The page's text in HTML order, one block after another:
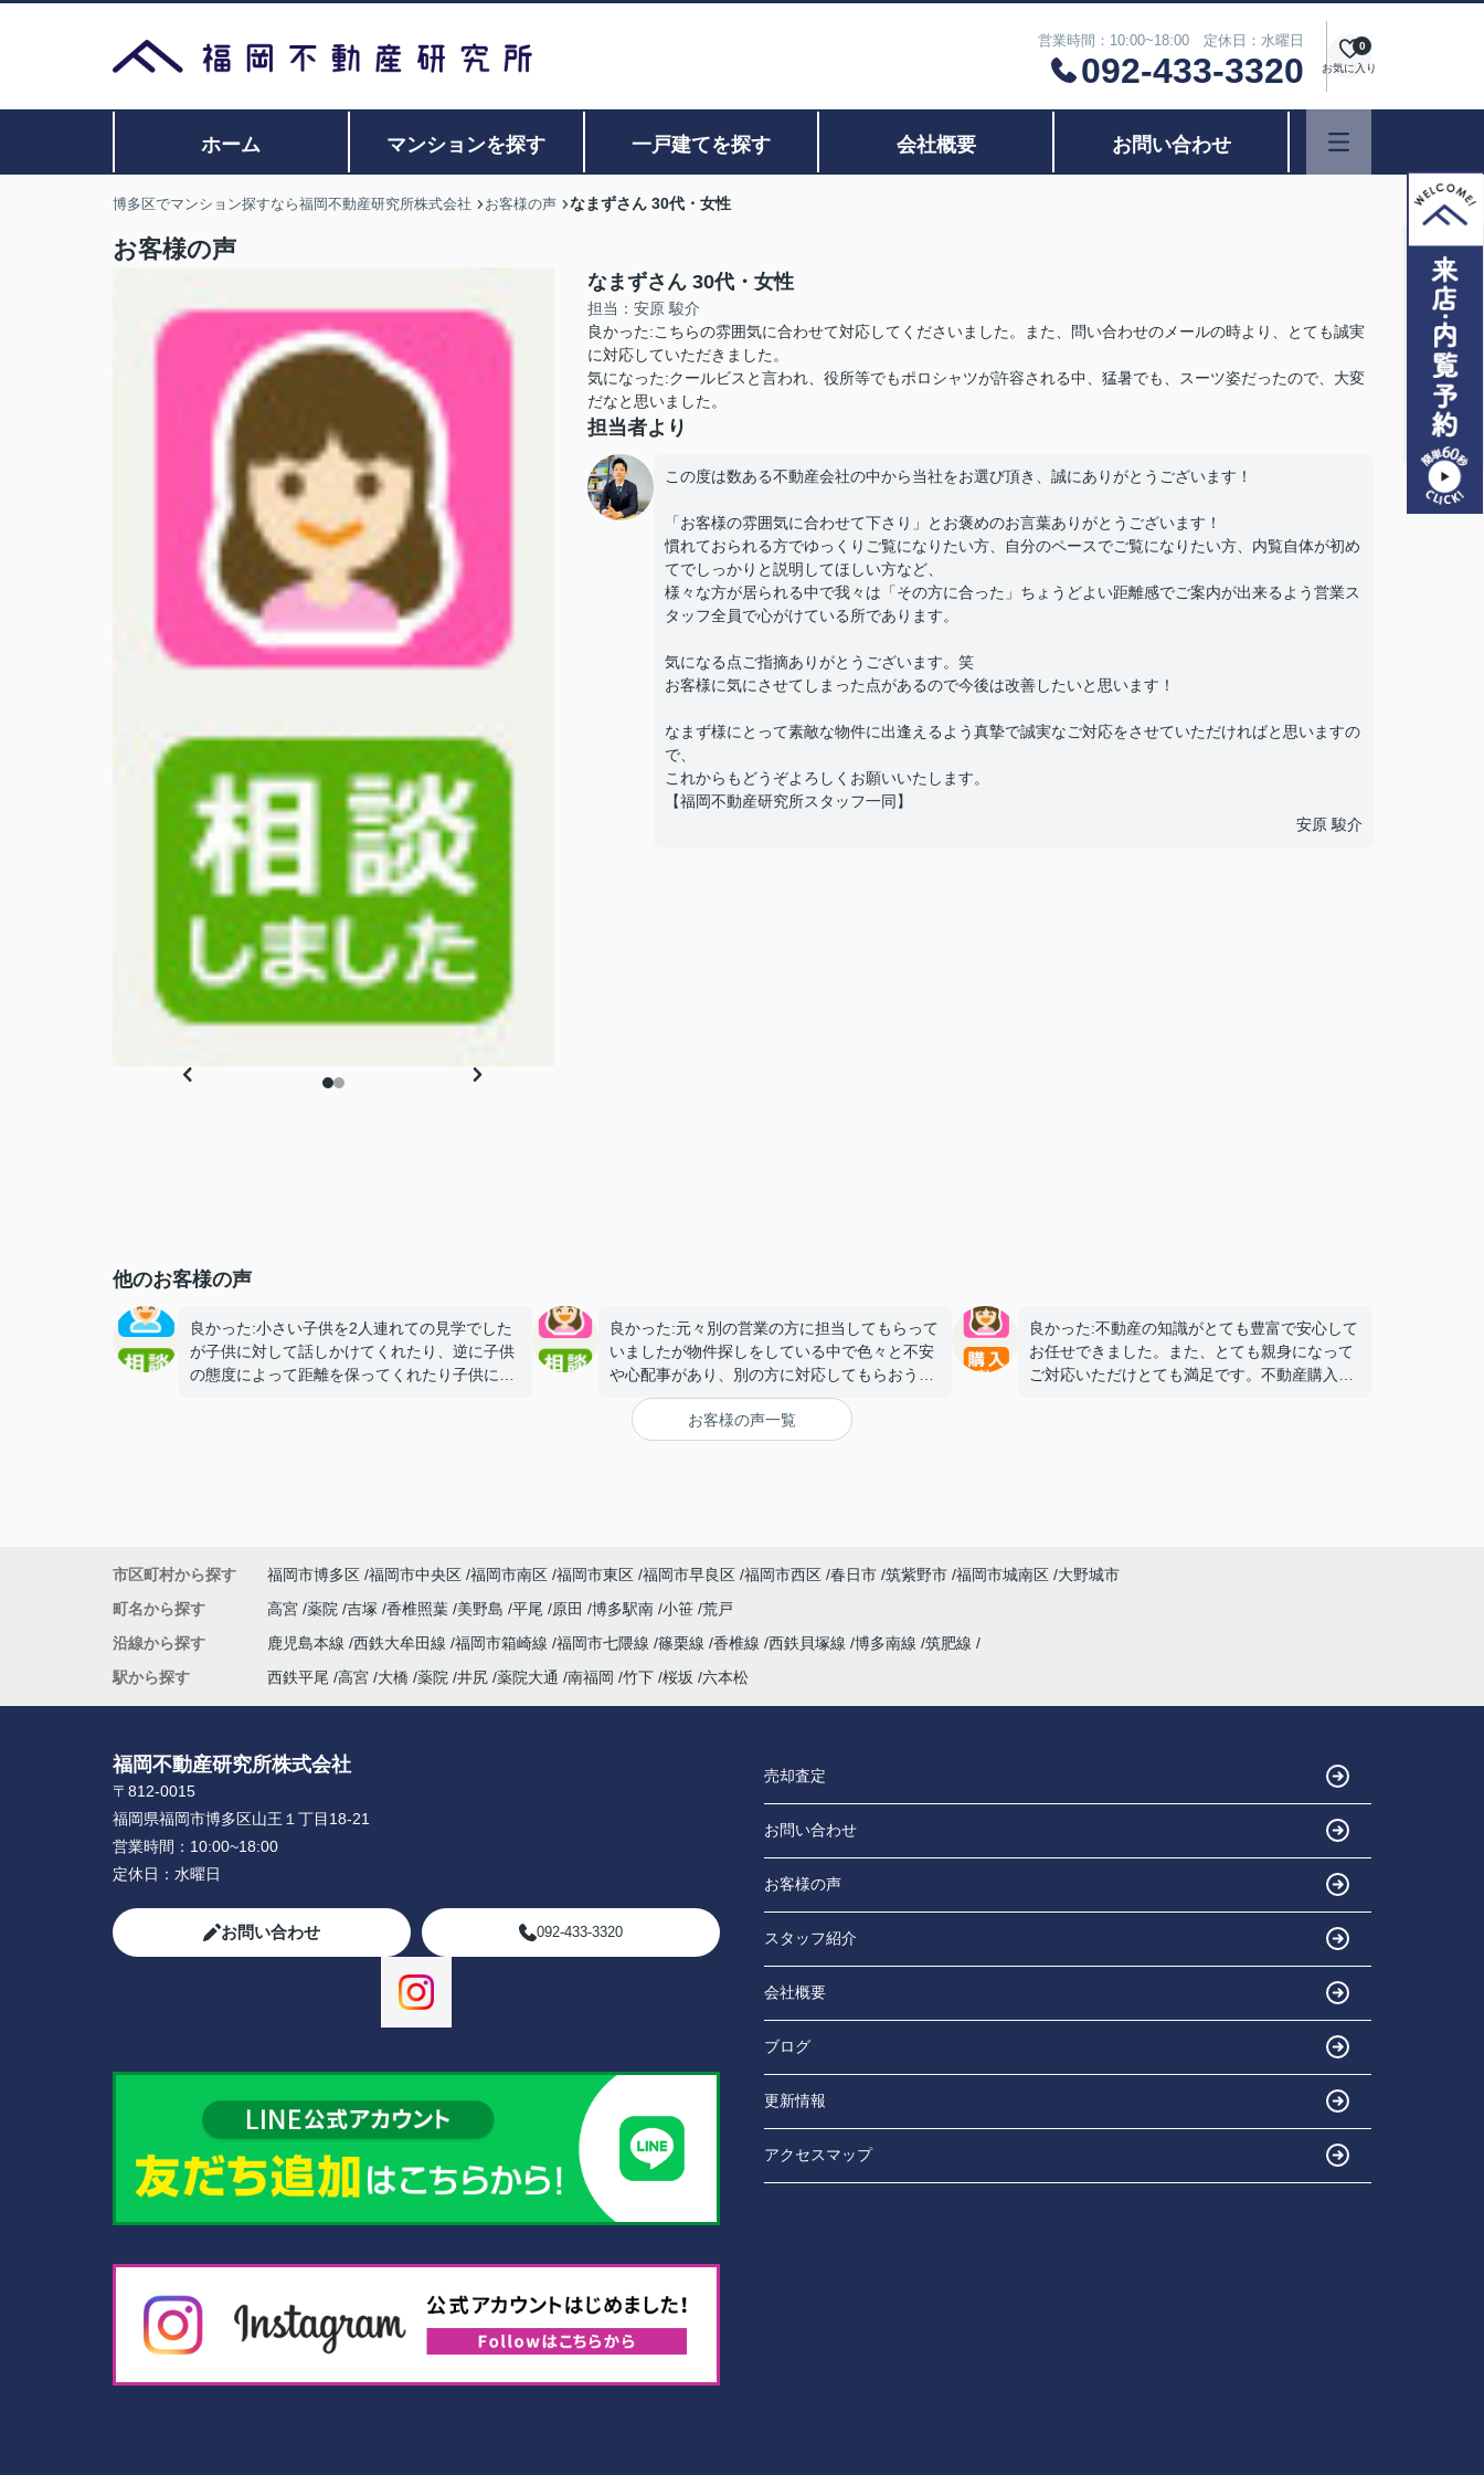
営業時間：10:00~18:00 定休日：水曜日
092-433-3320 お気に入り
0
ホーム マンションを探す 一戸建てを探す 会社概要 お問い合わせ
博多区でマンション探すなら福岡不動産研究所株式会社 お客様の声 なまずさん 30代・女性
お客様の声
なまずさん 30代・女性
担当：安原 駿介
良かった:こちらの雰囲気に合わせて対応してくださいました。また、問い合わせのメールの時より、とても誠実
に対応していただきました。
気になった:クールビスと言われ、役所等でもポロシャツが許容される中、猛暑でも、スーツ姿だったので、大変
だなと思いました。
担当者より
この度は数ある不動産会社の中から当社をお選び頂き、誠にありがとうございます！
「お客様の雰囲気に合わせて下さり」とお褒めのお言葉ありがとうございます！
慣れておられる方でゆっくりご覧になりたい方、自分のペースでご覧になりたい方、内覧自体が初め
てでしっかりと説明してほしい方など、
様々な方が居られる中で我々は「その方に合った」ちょうどよい距離感でご案内が出来るよう営業ス
タッフ全員で心がけている所であります。
気になる点ご指摘ありがとうございます。笑
お客様に気にさせてしまった点があるので今後は改善したいと思います！
なまず様にとって素敵な物件に出逢えるよう真摯で誠実なご対応をさせていただければと思いますの
で、
これからもどうぞよろしくお願いいたします。
【福岡不動産研究所スタッフ一同】
安原 駿介
他のお客様の声
良かった:小さい子供を2人連れての見学でした
が子供に対して話しかけてくれたり、逆に子供
の態度によって距離を保ってくれたり子供に対
良かった:元々別の営業の方に担当してもらって
いましたが物件探しをしている中で色々と不安
や心配事があり、別の方に対応してもらおうと
ご連絡させて頂きました。知識が豊富で質問し
たらすぐに答えが返ってくるところや物件の良
いところだけでは無く悪いところも説明して頂
良かった:不動産の知識がとても豊富で安心して
お任せできました。また、とても親身になって
ご対応いただけとても満足です。不動産購入を
お客様の声一覧
市区町村から探す 福岡市博多区 福岡市中央区 福岡市南区 福岡市東区 福岡市早良区 福岡市西区 春日市 筑紫野市 福岡市城南区 大野城市
町名から探す
高宮 薬院 吉塚 香椎照葉 美野島 平尾 原田 博多駅南 小笹 荒戸
沿線から探す
鹿児島本線 西鉄大牟田線 福岡市箱崎線 福岡市七隈線 篠栗線 香椎線 西鉄貝塚線 博多南線 筑肥線
駅から探す
西鉄平尾 高宮 大橋 薬院 井尻 薬院大通 南福岡 竹下 桜坂 六本松
福岡不動産研究所株式会社
〒812-0015
福岡県福岡市博多区山王１丁目18-21
営業時間： 10:00~18:00
定休日： 水曜日
お問い合わせ 092-433-3320
売却査定
お問い合わせ
お客様の声
スタッフ紹介
会社概要
ブログ
更新情報
アクセスマップ